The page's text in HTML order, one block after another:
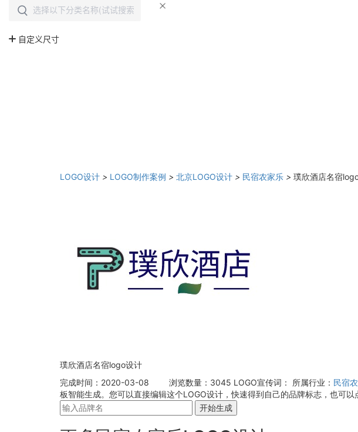
LOGO设计 > LOGO制作案例 > 北京LOGO设计 > 民宿农家乐 > 璞欣酒店名宿
璞欣酒店名宿logo设计
完成时间：2020-03-08
浏览数量：3045 LOGO宣传词： 所属行业： 民宿
板智能生成。您可以直接编辑这个LOGO设计，快速得到自己的品牌标志，也可以
开始生成